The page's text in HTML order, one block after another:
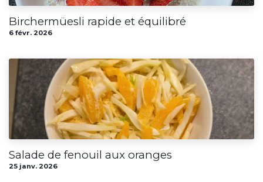
Birchermüesli rapide et équilibré
6 févr. 2026
Salade de fenouil aux oranges
25 janv. 2026